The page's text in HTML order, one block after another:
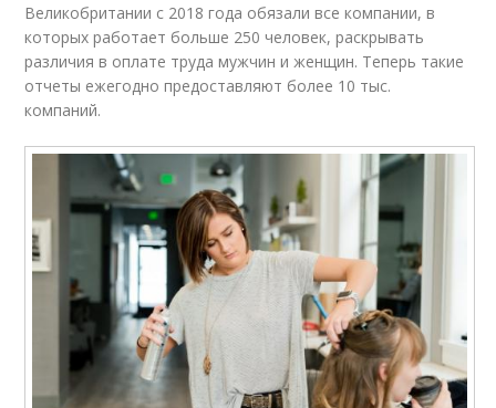
Великобритании с 2018 года обязали все компании, в
которых работает больше 250 человек, раскрывать
различия в оплате труда мужчин и женщин. Теперь такие
отчеты ежегодно предоставляют более 10 тыс.
компаний.